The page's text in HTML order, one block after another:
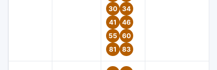
30
34
41
46
55
60
81
83